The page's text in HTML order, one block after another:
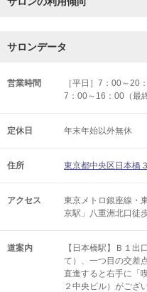
サロンデータ
営業時間
［平日］7：00～20
7：00～16：00（最
定休日 年末年始以外無休
住所 東京都中央区日本橋
アクセス
東京メトロ銀座線・
京駅」八重洲北口徒
道案内
【日本橋駅】Ｂ１出
て）、一つ目の交差
直進すると右手に「
２中央ビル）がご